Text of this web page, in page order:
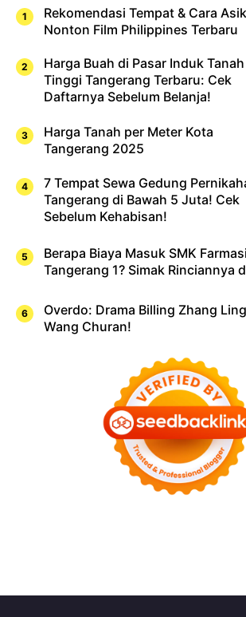
Rekomendasi Tempat & Cara Asik
Nonton Film Philippines Terbaru
Harga Buah di Pasar Induk Tanah
Tinggi Tangerang Terbaru: Cek
Daftarnya Sebelum Belanja!
Harga Tanah per Meter Kota
Tangerang 2025
7 Tempat Sewa Gedung
Tangerang di Bawah 5 Juta! Cek
Sebelum Kehabisan!
Berapa Biaya Masuk SMK Farmasi
Tangerang 1? Simak Rinciannya
Overdo: Drama Billing Zhang
Wang Churan!